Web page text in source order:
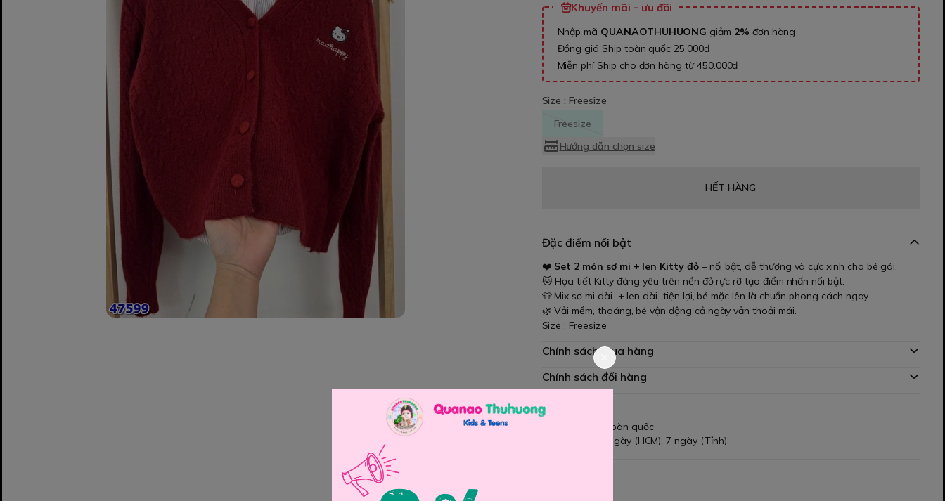
Khuyến mãi - ưu đãi
Nhập mã QUANAOTHUHUONG giảm 2% đơn hàng
Đồng giá Ship toàn quốc 25.000đ
Miễn phí Ship cho đơn hàng từ 450.000đ
Size :Freesize
Freesize
Hướng dẫn chọn size
HẾT HÀNG
Đặc điểm nổi bật
❤️ Set 2 món sơ mi + len Kitty đỏ– nổi bật, dễ thương và cực xinh cho bé gái.
🐱 Họa tiết Kitty đáng yêu trên nền đỏ rực rỡ tạo điểm nhấn nổi bật.
👕 Mix sơ mi dài + len dài tiện lợi, bé mặc lên là chuẩn phong cách ngay.
🌿 Vải mềm, thoáng, bé vận động cả ngày vẫn thoải mái.
Size : Freesize
Chính sách mua hàng
Chính sách đổi hàng
Giao hàng toàn quốc
Đổi hàng 3 ngày (HCM), 7 ngày (Tỉnh)